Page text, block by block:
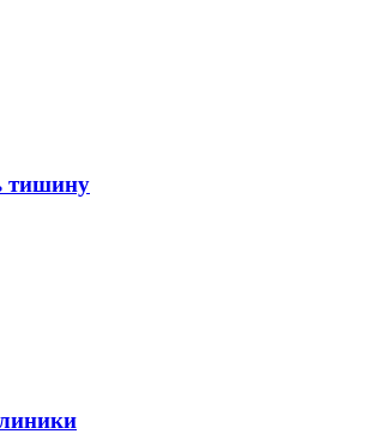
тишину